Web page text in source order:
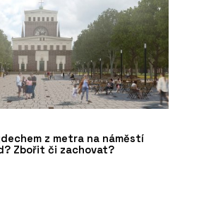
z metra na náměstí
Zbořit či zachovat?